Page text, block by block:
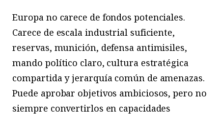
Europa no carece de fondos potenciales.
Carece de escala industrial suficiente,
reservas, munición, defensa antimisiles,
mando político claro, cultura estratégica
compartida y jerarquía común de amenazas.
Puede aprobar objetivos ambiciosos, pero no
siempre convertirlos en capacidades